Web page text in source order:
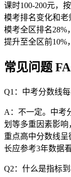
课时100-200元，
模考排名变化和老
模考全区排名28%
提升至全区前10%
常见问题
Q1：中考分数线每
A：不一定。中考
划等多重因素影响
重点高中分数线
长应参考3年数据
Q2：什么是指标